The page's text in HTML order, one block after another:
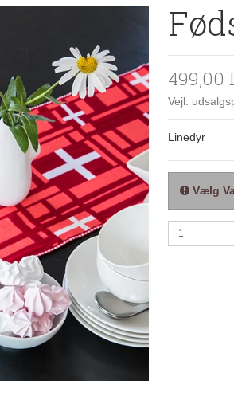
499,00
Vejl.
Linedyr
Vælg